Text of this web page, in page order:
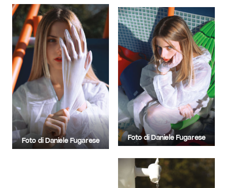
Foto di Daniele Fugarese Foto di Daniele Fugarese